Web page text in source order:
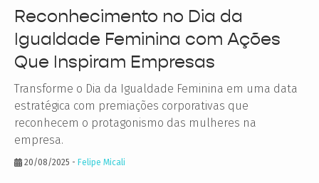
Reconhecimento no Dia da
Igualdade Feminina com Ações
Que Inspiram Empresas
Transforme o Dia da Igualdade Feminina em uma data
estratégica com premiações corporativas que
reconhecem o protagonismo das mulheres na
empresa.
20/08/2025 - Felipe Micali